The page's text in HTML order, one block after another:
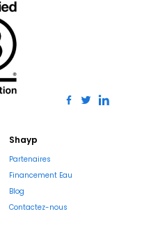
Shayp
Partenaires
Financement Eau
Blog
Contactez-nous